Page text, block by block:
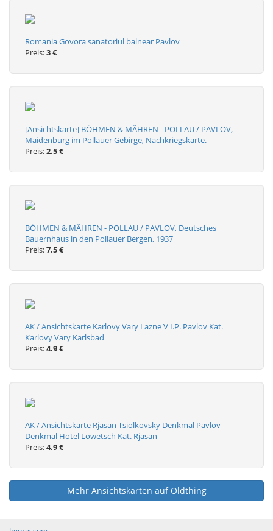
Romania Govora sanatoriul balnear Pavlov
Preis:3 €
[Ansichtskarte] BÖHMEN & MÄHREN - POLLAU / PAVLOV,
Maidenburg im Pollauer Gebirge, Nachkriegskarte.
Preis:2.5 €
BÖHMEN & MÄHREN - POLLAU / PAVLOV, Deutsches
Bauernhaus in den Pollauer Bergen, 1937
Preis:7.5 €
AK / Ansichtskarte Karlovy Vary Lazne V I.P. Pavlov Kat.
Karlovy Vary Karlsbad
Preis:4.9 €
AK / Ansichtskarte Rjasan Tsiolkovsky Denkmal Pavlov
Denkmal Hotel Lowetsch Kat. Rjasan
Preis:4.9 €
Mehr Ansichtskarten auf Oldthing